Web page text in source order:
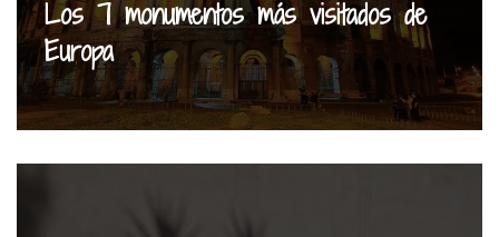
Los 7 monumentos más visitados de
Europa